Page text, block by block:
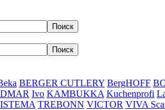
BERGER CUTLERY BergHOFF
Ivo KAMBUKKA Kuchenprofi
TREBONN VICTOR VIVA